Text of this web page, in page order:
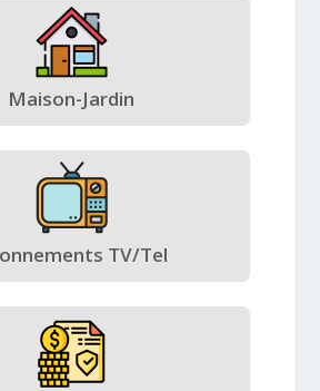
Maison-Jardin
TV/Tel